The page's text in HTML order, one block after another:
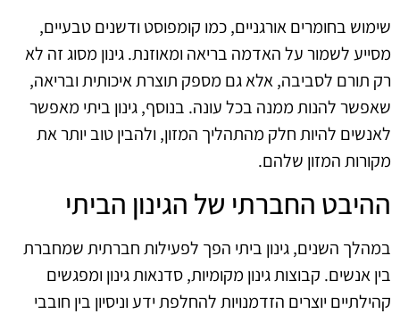
שימוש בחומרים אורגניים, כמו קומפוסט ודשנים טבעיים,
מסייע לשמור על האדמה בריאה ומאוזנת. גינון מסוג זה לא
רק תורם לסביבה, אלא גם מספק תוצרת איכותית ובריאה,
שאפשר להנות ממנה בכל עונה. בנוסף, גינון ביתי מאפשר
לאנשים להיות חלק מהתהליך המזון, ולהבין טוב יותר את
מקורות המזון שלהם.
ההיבט החברתי של הגינון הביתי
במהלך השנים, גינון ביתי הפך לפעילות חברתית שמחברת
בין אנשים. קבוצות גינון מקומיות, סדנאות גינון ומפגשים
קהילתיים יוצרים הזדמנויות להחלפת ידע וניסיון בין חובבי